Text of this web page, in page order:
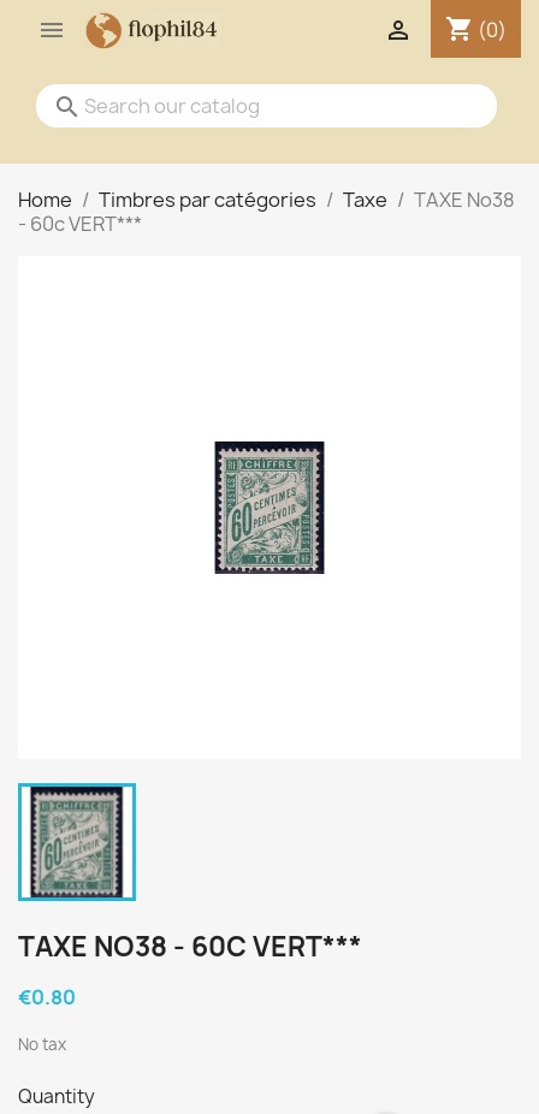
 shopping_cart (0)

search
Home Timbres par catégories Taxe
TAXE No38
- 60c VERT***
TAXE NO38 - 60C VERT***
€0.80
No tax
Quantity